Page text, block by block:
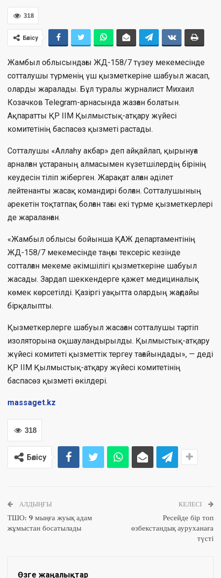
318
Бөлісу
Жамбыл облысындағы ЖД-158/7 түзеу мекемесінде
сотталушы түрменің үш қызметкеріне шабуыл жасап,
оларды жаралады. Бұл туралы журналист Михаил
Козачков Telegram-арнасында жазған болатын.
Ақпаратты ҚР ІІМ Қылмыстық-атқару жүйесі
комитетінің баспасөз қызметі растады.
Сотталушы «Аллаһу акбар» деп айқайлап, қырынуға
арналған ұстараның алмасымен күзетшілердің бірінің
кеудесін тіліп жіберген. Жарақат алған әділет
лейтенанты жасақ командирі болған. Сотталушының
әрекетін тоқтатпақ болған тағы екі түрме қызметкерлері
де жараланған.
«Жамбыл облысы бойынша ҚАЖ департаментінің
ЖД-158/7 мекемесінде таңғы тексеріс кезінде
сотталған мекеме әкімшілігі қызметкеріне шабуыл
жасады. Зардап шеккендерге қажет медициналық
көмек көрсетілді. Қазіргі уақытта олардың жағдайы
бірқалыпты.
Қызметкерлерге шабуыл жасаған сотталушы тәртіп
изоляторына оқшауландырылды. Қылмыстық-атқару
жүйесі комитеті қызметтік тергеу тағайындады», — деді
ҚР ІІМ Қылмыстық-атқару жүйесі комитетінің
баспасөз қызметі өкілдері.
massaget.kz
318
Бөлісу
АЛДЫҢҒЫ
ТШО: 9 мыңға жуық адам
жұмыстан босатылады
КЕЛЕСІ
Ресейде бір топ
өзбекстандық ауруханаға
түсті
Өзге жаңалықтар